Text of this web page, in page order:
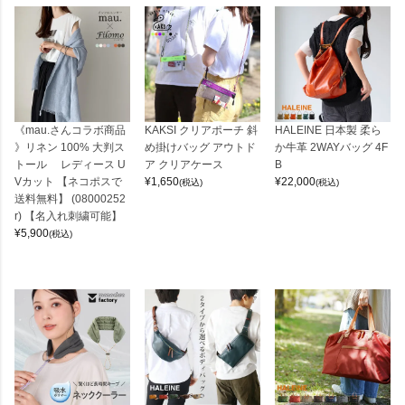
《mau.さんコラボ商品
》リネン 100% 大判ス
トール レディース U
Vカット 【ネコポスで
送料無料】 (08000252
r) 【名入れ刺繍可能】
¥5,900(税込)
KAKSI クリアポーチ 斜
め掛けバッグ アウトド
ア クリアケース
¥1,650(税込)
HALEINE 日本製 柔ら
か牛革 2WAYバッグ 4F
B
¥22,000(税込)